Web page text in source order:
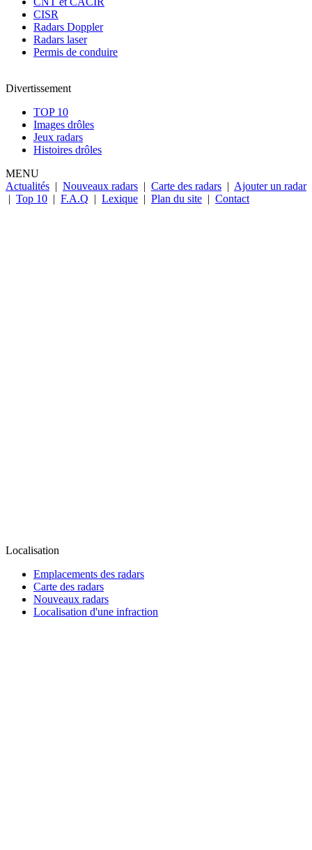
CISR
Radars Doppler
Radars laser
Permis de conduire
Divertissement
TOP 10
Images drôles
Jeux radars
Histoires drôles
MENU
Actualités | Nouveaux radars | Carte des radars | Ajouter un radar
| Top 10 | F.A.Q | Lexique | Plan du site | Contact
Localisation
Emplacements des radars
Carte des radars
Nouveaux radars
Localisation d'une infraction